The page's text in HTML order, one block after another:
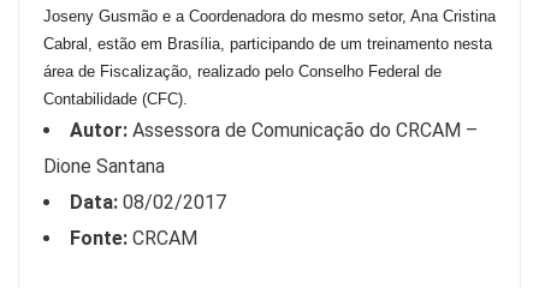
Joseny Gusmão e a Coordenadora do mesmo setor, Ana Cristina
Cabral, estão em Brasília, participando de um treinamento nesta
área de Fiscalização, realizado pelo Conselho Federal de
Contabilidade (CFC).
Autor: Assessora de Comunicação do CRCAM –
Dione Santana
Data: 08/02/2017
Fonte: CRCAM